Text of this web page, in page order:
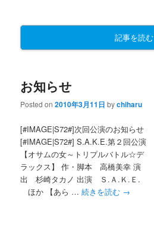
記事を読む
お知らせ
Posted on2010年3月11日 bychiharu
[#IMAGE|S72#]次回公演のお知らせ
[#IMAGE|S72#] S.A.K.E.第２回公演
【オサムの女～トリプルバトル☆デ
ラックス】 作・脚本 高橋美幸 演
出 杉崎タカノ 出演 Ｓ.Ａ.Ｋ.Ｅ.
ほか 【あら …続きを読む →